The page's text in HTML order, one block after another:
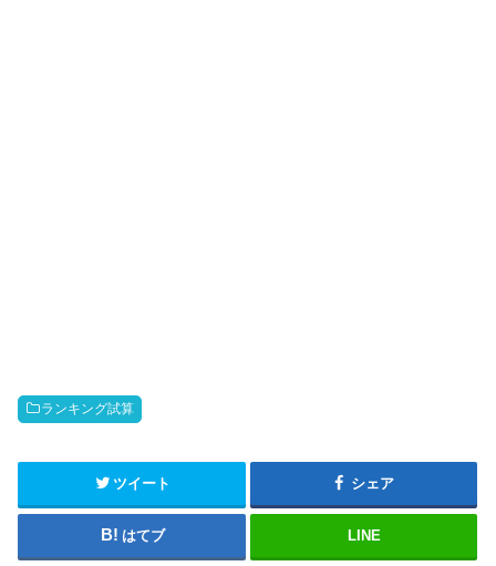
ランキング試算
ツイート シェア
はてブ LINE